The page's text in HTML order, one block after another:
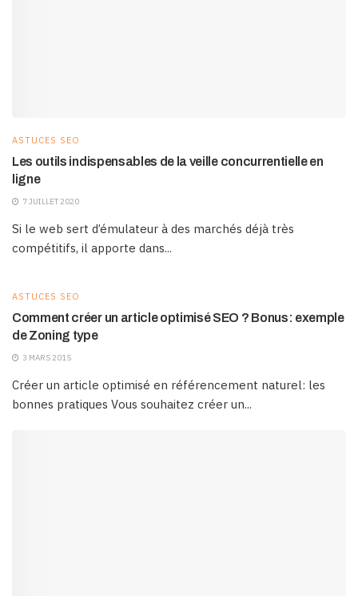
ASTUCES SEO
Les outils indispensables de la veille concurrentielle en
ligne
7 JUILLET 2020
Si le web sert d’émulateur à des marchés déjà très
compétitifs, il apporte dans...
ASTUCES SEO
Comment créer un article optimisé SEO ? Bonus: exemple
de Zoning type
3 MARS 2015
Créer un article optimisé en référencement naturel: les
bonnes pratiques Vous souhaitez créer un...